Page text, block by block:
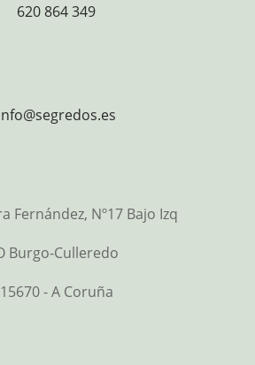
620 864 349
Fernández, Nº17 Bajo Izq
Burgo-Culleredo
15670 - A Coruña